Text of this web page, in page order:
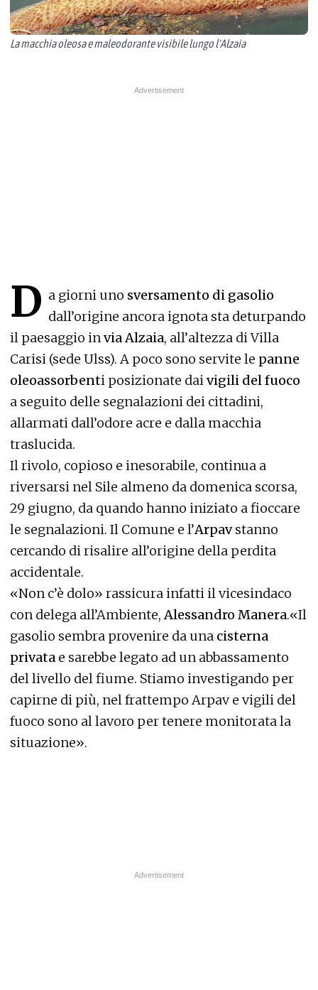
La macchia oleosa e maleodorante visibile lungo l'Alzaia
D a giorni uno sversamento di gasolio
dall’origine ancora ignota sta deturpando
il paesaggio in via Alzaia, all’altezza di Villa
Carisi (sede Ulss). A poco sono servite le panne
oleoassorbenti posizionate dai vigili del fuoco
a seguito delle segnalazioni dei cittadini,
allarmati dall’odore acre e dalla macchia
traslucida.
Il rivolo, copioso e inesorabile, continua a
riversarsi nel Sile almeno da domenica scorsa,
29 giugno, da quando hanno iniziato a fioccare
le segnalazioni. Il Comune e l’Arpavstanno
cercando di risalire all’origine della perdita
accidentale.
«Non c’è dolo» rassicura infatti il vicesindaco
con delega all’Ambiente, Alessandro Manera.«Il
gasolio sembra provenire da una cisterna
privata e sarebbe legato ad un abbassamento
del livello del fiume. Stiamo investigando per
capirne di più, nel frattempo Arpav e vigili del
fuoco sono al lavoro per tenere monitorata la
situazione».